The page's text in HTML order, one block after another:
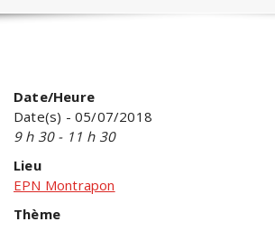
Date/Heure
Date(s) - 05/07/2018
9 h 30 - 11 h 30
Lieu
EPN Montrapon
Thème